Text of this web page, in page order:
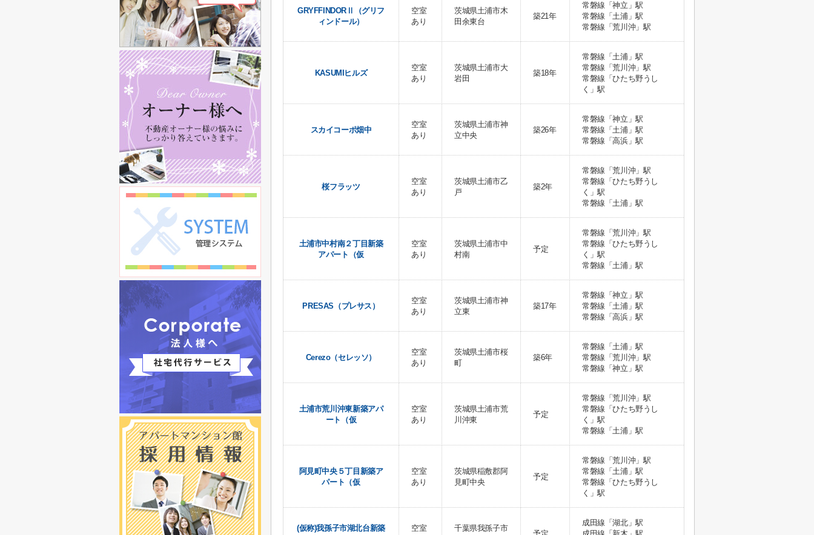
GRYFFINDORⅡ（グリフ
ィンドール）
空室
あり
茨城県土浦市木
田余東台
築21年
常磐線「神立」駅
常磐線「土浦」駅
常磐線「荒川沖」駅
KASUMIヒルズ
空室
あり
茨城県土浦市大
岩田
築18年
常磐線「土浦」駅
常磐線「荒川沖」駅
常磐線「ひたち野うし
く」駅
スカイコーポ畑中
空室
あり
茨城県土浦市神
立中央
築26年
常磐線「神立」駅
常磐線「土浦」駅
常磐線「高浜」駅
桜フラッツ
空室
あり
茨城県土浦市乙
戸
築2年
常磐線「荒川沖」駅
常磐線「ひたち野うし
く」駅
常磐線「土浦」駅
土浦市中村南２丁目新築
アパート（仮
空室
あり
茨城県土浦市中
村南
予定
常磐線「荒川沖」駅
常磐線「ひたち野うし
く」駅
常磐線「土浦」駅
PRESAS（プレサス）
空室
あり
茨城県土浦市神
立東
築17年
常磐線「神立」駅
常磐線「土浦」駅
常磐線「高浜」駅
Cerezo（セレッソ）
空室
あり
茨城県土浦市桜
町
築6年
常磐線「土浦」駅
常磐線「荒川沖」駅
常磐線「神立」駅
土浦市荒川沖東新築アパ
ート（仮
空室
あり
茨城県土浦市荒
川沖東
予定
常磐線「荒川沖」駅
常磐線「ひたち野うし
く」駅
常磐線「土浦」駅
阿見町中央５丁目新築ア
パート（仮
空室
あり
茨城県稲敷郡阿
見町中央
予定
常磐線「荒川沖」駅
常磐線「土浦」駅
常磐線「ひたち野うし
く」駅
(仮称)我孫子市湖北台新築
空室
千葉県我孫子市
成田線「湖北」駅